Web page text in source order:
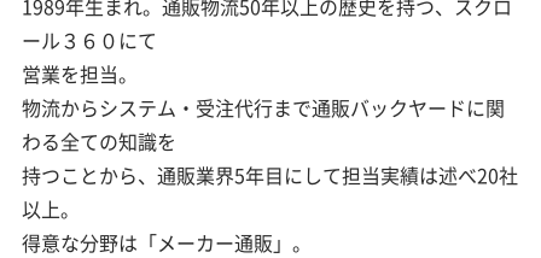
ール３６０にて
営業を担当。
物流からシステム・受注代行まで通販バックヤードに関
わる全ての知識を
持つことから、通販業界5年目にして担当実績は述べ20社
以上。
得意な分野は「メーカー通販」。